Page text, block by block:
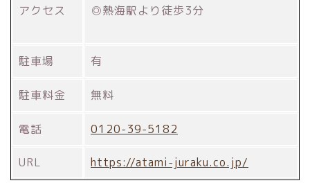
アクセス ◎熱海駅より徒歩3分
駐車場 有
駐車料金 無料
電話 0120-39-5182
URL https://atami-juraku.co.jp/